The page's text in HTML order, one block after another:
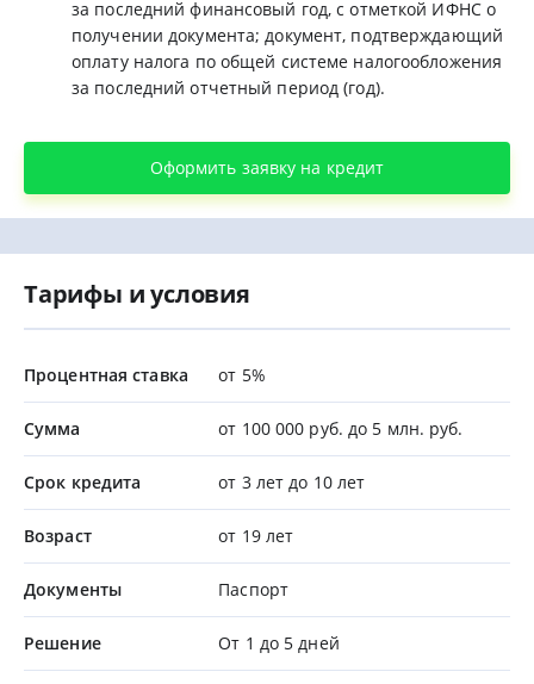
за последний финансовый год, с отметкой ИФНС о
получении документа; документ, подтверждающий
оплату налога по общей системе налогообложения
за последний отчетный период (год).
Оформить заявку на кредит
Тарифы и условия
Процентная ставка от 5%
Сумма от 100 000 руб. до 5 млн. руб.
Срок кредита от 3 лет до 10 лет
Возраст от 19 лет
Документы Паспорт
Решение От 1 до 5 дней